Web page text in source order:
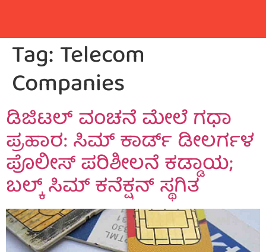
Tag:Telecom
Companies
ಡಿಜಿಟಲ್ ವಂಚನೆ ಮೇಲೆ ಗಧಾ
ಪ್ರಹಾರ: ಸಿಮ್ ಕಾರ್ಡ್ ಡೀಲರ್ಗಳ
ಪೊಲೀಸ್ ಪರಿಶೀಲನೆ ಕಡ್ಡಾಯ;
ಬಲ್ಕ್ ಸಿಮ್ ಕನೆಕ್ಷನ್ ಸ್ಥಗಿತ